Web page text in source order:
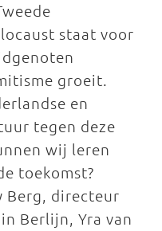
staat voor
groeit.
en
tegen deze
wij leren
toekomst?
Berg, directeur
Berlijn, Yra van